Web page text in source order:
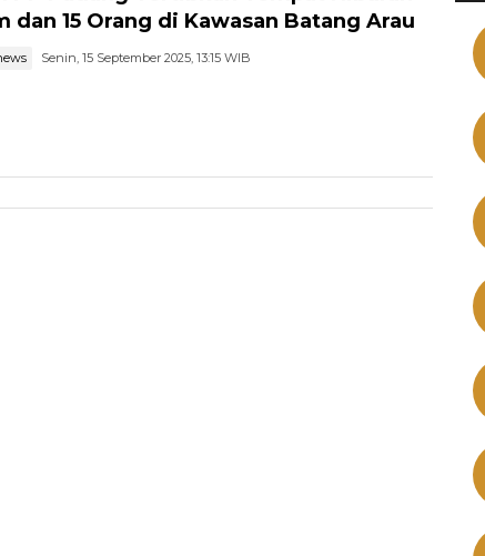
dan 15 Orang di Kawasan Batang Arau
Senin, 15 September 2025, 13:15 WIB